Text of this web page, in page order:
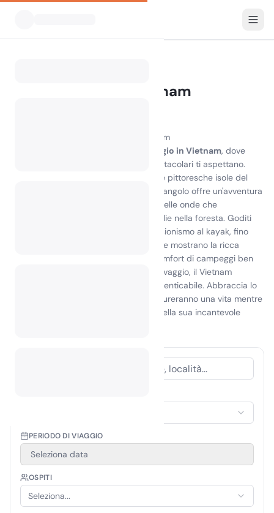
Campeggio in Vietnam
Scopri la gioia del campeggio in Vietnam
campeggio in Vietnam, dove
paesaggi lussureggianti e spiagge spettacolari ti aspettano.
Dalle tranquille aree di campeggio sulle pittoresche isole del
Vietnam ai vivaci parchi nazionali, ogni angolo offre un'avventura
unica. Immagina di svegliarti al suono delle onde che
lambiscono la riva o al fruscio delle foglie nella foresta. Goditi
una vasta gamma di attività, dall'escursionismo al kayak, fino
all'esplorazione delle attrazioni locali che mostrano la ricca
cultura del Vietnam. Che tu cerchi il comfort di campeggi ben
attrezzati o il brivido del campeggio selvaggio, il Vietnam
promette un'esperienza all'aperto indimenticabile. Abbraccia lo
spirito d'avventura e crea ricordi che dureranno una vita mentre
o nella sua incantevole
PERIODO DI VIAGGIO
Seleziona data
OSPITI
Seleziona...